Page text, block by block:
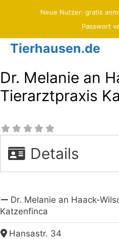
Neue Nutzer: gratis
Passwort
Tierhausen.de
Dr. Melanie an
Tierarztpraxis
Details
Dr. Melanie an Haack-
Katzenfinca
Hansastr. 34